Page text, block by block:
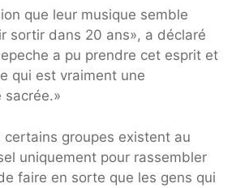
que leur musique semble
sortir dans 20 ans», a déclaré
a pu prendre cet esprit et
qui est vraiment une
sacrée.»
certains groupes existent au
uniquement pour rassembler
faire en sorte que les gens qui